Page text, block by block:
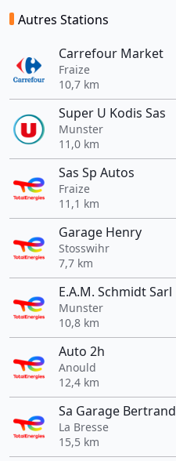
Autres Stations
Carrefour Market
Fraize
10,7 km
Super U Kodis Sas
Munster
11,0 km
Sas Sp Autos
Fraize
11,1 km
Garage Henry
Stosswihr
7,7 km
E.A.M. Schmidt Sarl
Munster
10,8 km
Auto 2h
Anould
12,4 km
Sa Garage Bertrand
La Bresse
15,5 km